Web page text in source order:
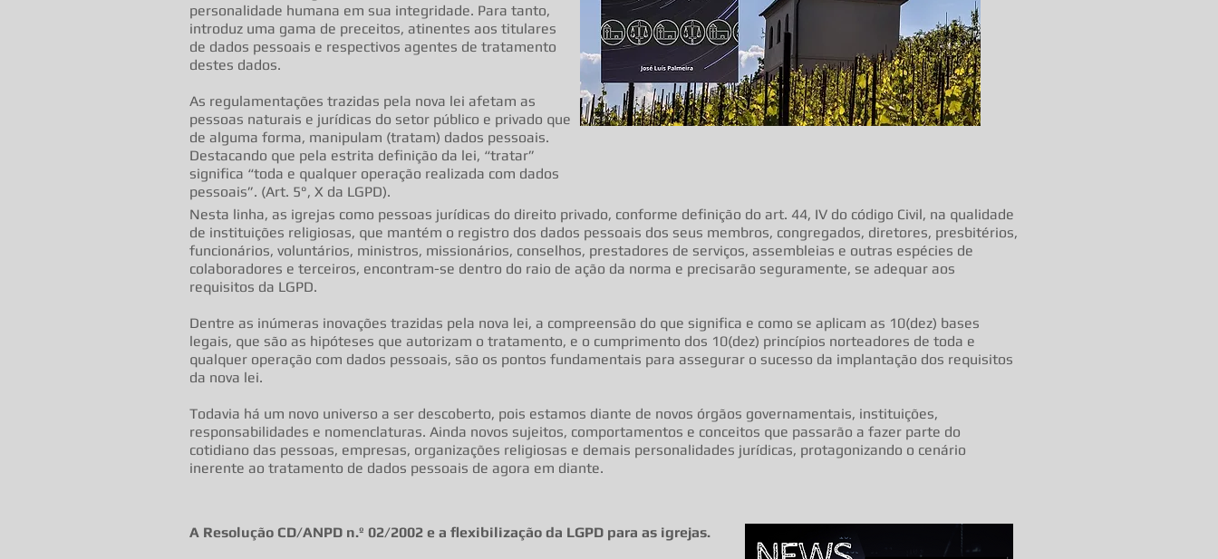
personalidade humana em sua integridade. Para tanto,
introduz uma gama de preceitos, atinentes aos titulares
de dados pessoais e respectivos agentes de tratamento
destes dados.
As regulamentações trazidas pela nova lei afetam as
pessoas naturais e jurídicas do setor público e privado que
de alguma forma, manipulam (tratam) dados pessoais.
Destacando que pela estrita definição da lei, “tratar”
significa “toda e qualquer operação realizada com dados
pessoais”. (Art. 5°, X da LGPD).
Nesta linha, as igrejas como pessoas jurídicas do direito privado, conforme definição do art. 44, IV do código Civil, na qualidade
de instituições religiosas, que mantém o registro dos dados pessoais dos seus membros, congregados, diretores, presbitérios,
funcionários, voluntários, ministros, missionários, conselhos, prestadores de serviços, assembleias e outras espécies de
colaboradores e terceiros, encontram-se dentro do raio de ação da norma e precisarão seguramente, se adequar aos
requisitos da LGPD.
Dentre as inúmeras inovações trazidas pela nova lei, a compreensão do que significa e como se aplicam as 10(dez) bases
legais, que são as hipóteses que autorizam o tratamento, e o cumprimento dos 10(dez) princípios norteadores de toda e
qualquer operação com dados pessoais, são os pontos fundamentais para assegurar o sucesso da implantação dos requisitos
da nova lei.
Todavia há um novo universo a ser descoberto, pois estamos diante de novos órgãos governamentais, instituições,
responsabilidades e nomenclaturas. Ainda novos sujeitos, comportamentos e conceitos que passarão a fazer parte do
cotidiano das pessoas, empresas, organizações religiosas e demais personalidades jurídicas, protagonizando o cenário
inerente ao tratamento de dados pessoais de agora em diante.
A Resolução CD/ANPD n.º 02/2002 e a flexibilização da LGPD para as igrejas.